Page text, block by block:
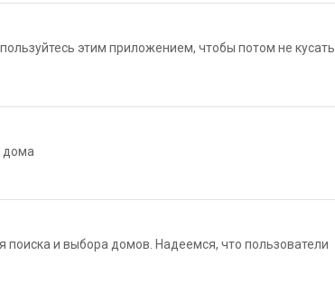
этим приложением, чтобы потом не кусать
дома
поиска и выбора домов. Надеемся, что пользователи